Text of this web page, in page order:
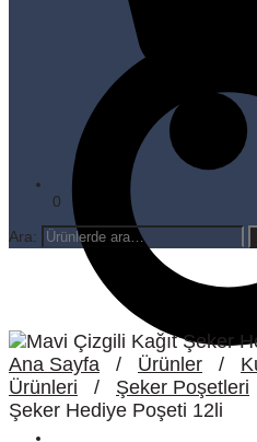
0
Ara:
Ana Sayfa / Ürünler /
Ürünleri / Şeker Poşetleri
Şeker Hediye Poşeti 12li